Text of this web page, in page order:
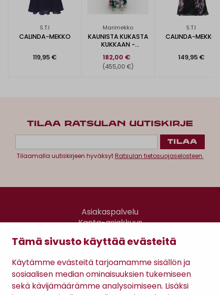
Tämä sivusto käyttää evästeitä
Käytämme evästeitä tarjoamamme sisällön ja
sosiaalisen median ominaisuuksien tukemiseen
sekä kävijämäärämme analysoimiseen. Lisäksi
S.T.I
CALINDA-MEKKO
119,95 €
Marimekko
KAUNISTA KUKASTA
KUKKAAN -
182,00 €
(455,00 €)
S.T.I
CALINDA-MEKKO
149,95 €
TILAA RATSULAN UUTISKIRJE
Tilaamalla uutiskirjeen hyväksytRatsulan tietosuojaselosteen.
Asiakaspalvelu
Kanta-asiakkuus
Gomee Ratsula Café
Sopimusehdot
Tietosuojaseloste
Maksutavat